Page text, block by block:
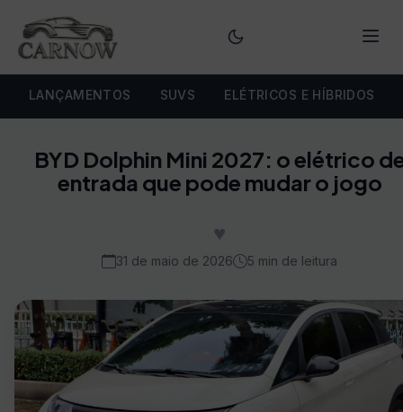
LANÇAMENTOS SUVS ELÉTRICOS E HÍBRIDOS
BYD Dolphin Mini 2027: o elétrico
entrada que pode mudar o jogo
♥
31 de maio de 2026 5 min de leitura